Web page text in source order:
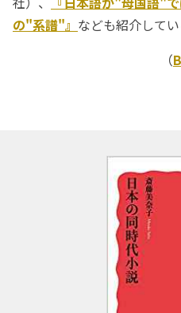
の"系譜"』 なども紹介してい
（